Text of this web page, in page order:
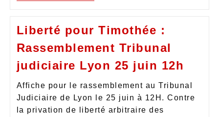
Liberté pour Timothée :
Rassemblement Tribunal
judiciaire Lyon 25 juin 12h
Affiche pour le rassemblement au Tribunal
Judiciaire de Lyon le 25 juin à 12H. Contre
la privation de liberté arbitraire des